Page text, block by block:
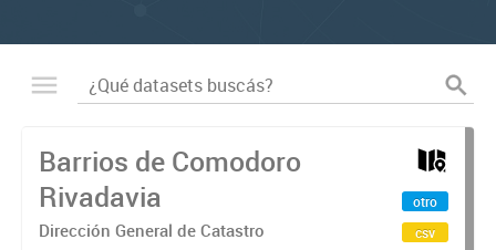
Barrios de Comodoro
Rivadavia
Dirección General de Catastro
otro
csv